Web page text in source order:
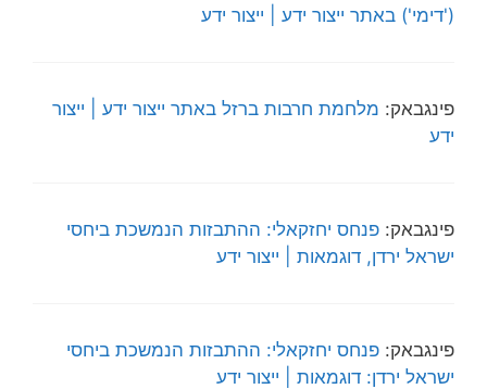
('דימי') באתר ייצור ידע | ייצור ידע
פינגבאק: מלחמת חרבות ברזל באתר ייצור ידע | ייצור
ידע
פינגבאק: פנחס יחזקאלי: ההתבזות הנמשכת ביחסי
ישראל ירדן, דוגמאות | ייצור ידע
פינגבאק: פנחס יחזקאלי: ההתבזות הנמשכת ביחסי
ישראל ירדן: דוגמאות | ייצור ידע